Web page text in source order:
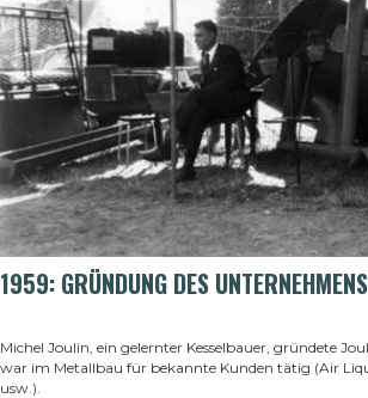
1959: GRÜNDUNG DES UNTERNEHMENS
Michel Joulin, ein gelernter Kesselbauer, gründete
war im Metallbau für bekannte Kunden tätig (Air
usw.)